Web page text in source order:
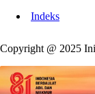
Indeks
Copyright @ 2025